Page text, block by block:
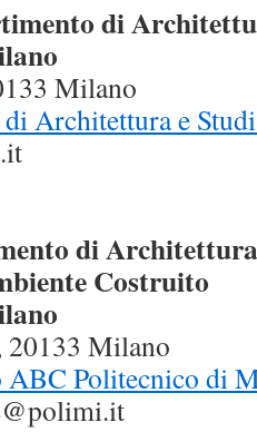
di
Milano
Architettura e
di
Costruito
20133 Milano
Politecnico di
it